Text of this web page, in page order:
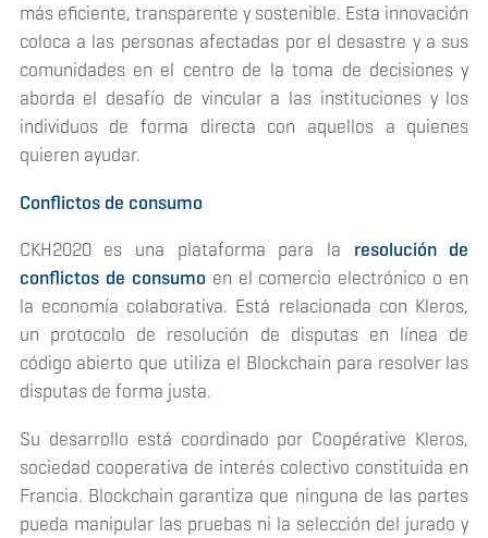
más eficiente, transparente y sostenible. Esta innovación
coloca a las personas afectadas por el desastre y a sus
comunidades en el centro de la toma de decisiones y
aborda el desafío de vincular a las instituciones y los
individuos de forma directa con aquellos a quienes
quieren ayudar.
Conflictos de consumo
CKH2020 es una plataforma para la resolución de
conflictos de consumo en el comercio electrónico o en
la economía colaborativa. Está relacionada con Kleros,
un protocolo de resolución de disputas en línea de
código abierto que utiliza el Blockchain para resolver las
disputas de forma justa.
Su desarrollo está coordinado por Coopérative Kleros,
sociedad cooperativa de interés colectivo constituida en
Francia. Blockchain garantiza que ninguna de las partes
pueda manipular las pruebas ni la selección del jurado y